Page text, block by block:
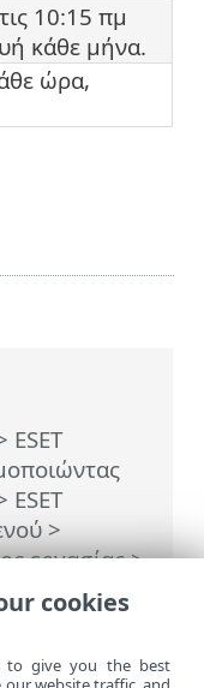
ESET
ESET
>
εργασίας>
10:15 πμ
κάθε μήνα.
ώρα,
cookies
to give you the best